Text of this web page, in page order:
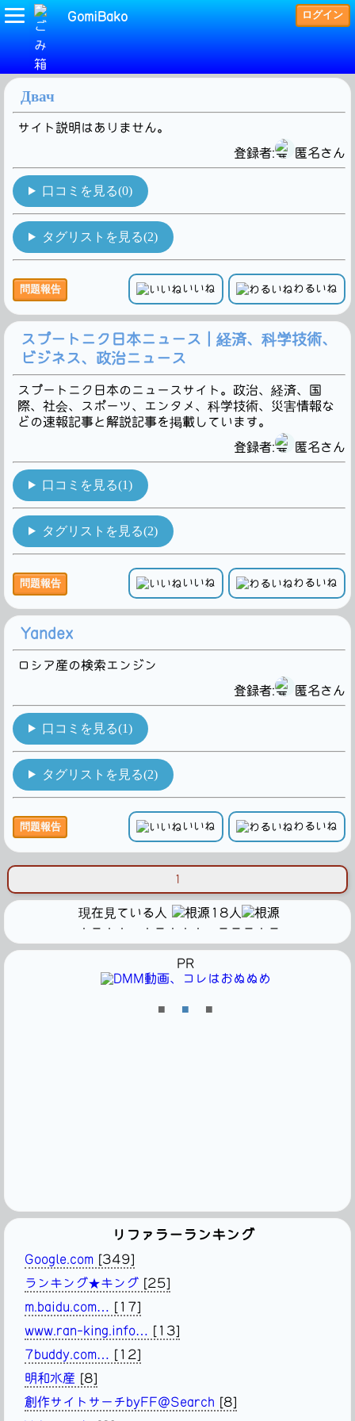
GomiBako ログイン
(ロシア)タグの検索結果です。3Hit!
Двач
サイト説明はありません。
登録者:
匿名さん
口コミを見る(0)
タグリストを見る(2)
問題報告 いいね わるいね
スプートニク日本ニュース｜経済、科学技術、
ビジネス、政治ニュース
スプートニク日本のニュースサイト。政治、経済、国
際、社会、スポーツ、エンタメ、科学技術、災害情報な
どの速報記事と解説記事を掲載しています。
登録者:
匿名さん
口コミを見る(1)
タグリストを見る(2)
問題報告 いいね わるいね
Yandex
ロシア産の検索エンジン
登録者:
匿名さん
口コミを見る(1)
タグリストを見る(2)
問題報告 いいね わるいね
1
現在見ている人
18人
・－・・ ・－・・・ －－－・－
PR
■ ■ ■
リファラーランキング
Google.com [349]
ランキング★キング [25]
m.baidu.com…
[17]
www.ran-king.info…
[13]
7buddy.com…
[12]
明和水産 [8]
創作サイトサーチbyFF@Search [8]